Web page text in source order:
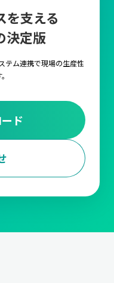
を支える
決定版
テム連携で現場の生産性
ド